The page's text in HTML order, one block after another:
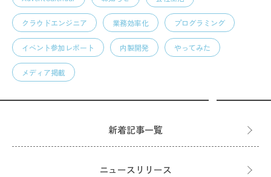
クラウドエンジニア 業務効率化 プログラミング
イベント参加レポート 内製開発 やってみた
メディア掲載
新着記事一覧
ニュースリリース